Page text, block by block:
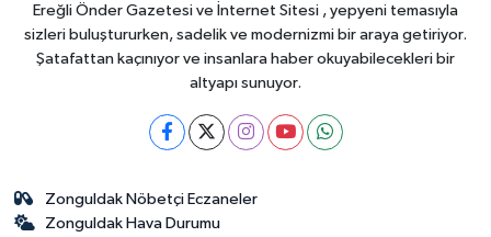
Ereğli Önder Gazetesi ve İnternet Sitesi , yepyeni temasıyla
sizleri buluştururken, sadelik ve modernizmi bir araya getiriyor.
Şatafattan kaçınıyor ve insanlara haber okuyabilecekleri bir
altyapı sunuyor.
Zonguldak Nöbetçi Eczaneler
Zonguldak Hava Durumu